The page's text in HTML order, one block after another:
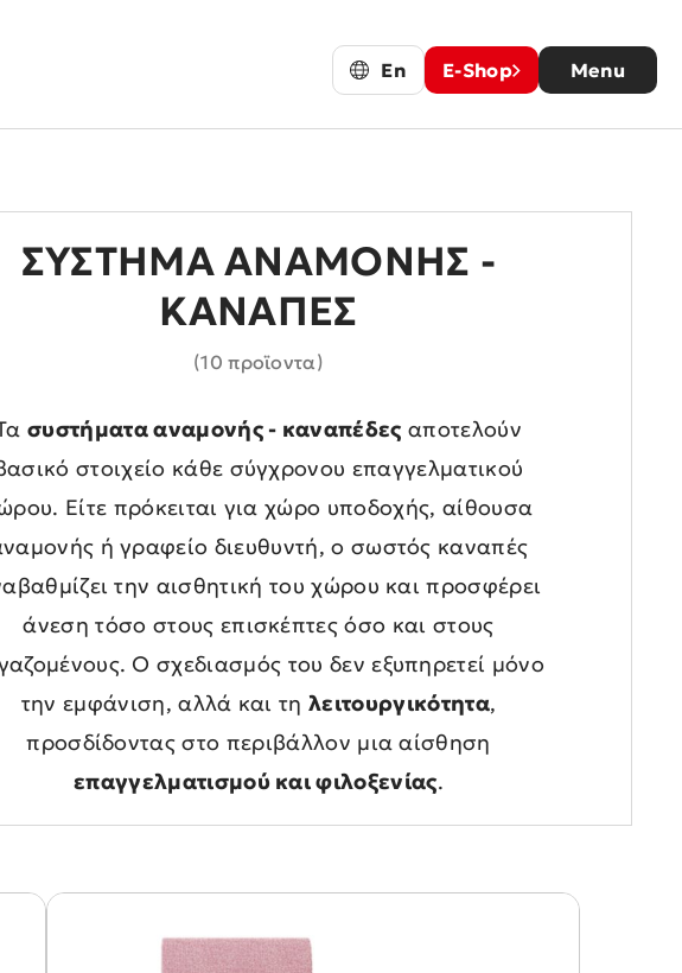
En E-Shop Menu
ΣΎΣΤΗΜΑ ΑΝΑΜΟΝΉΣ -
ΚΑΝΑΠΈΣ
(10 προϊοντα)
συστήματα αναμονής - καναπέδες αποτελούν
στοιχείο κάθε σύγχρονου επαγγελματικού
Είτε πρόκειται για χώρο υποδοχής, αίθουσα
ή γραφείο διευθυντή, ο σωστός καναπές
την αισθητική του χώρου και προσφέρει
άνεση τόσο στους επισκέπτες όσο και στους
Ο σχεδιασμός του δεν εξυπηρετεί μόνο
την εμφάνιση, αλλά και τηλειτουργικότητα,
προσδίδοντας στο περιβάλλον μια αίσθηση
επαγγελματισμού και φιλοξενίας.